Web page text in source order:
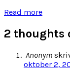
Read more
2 thoughts
Anonym
oktober 2,